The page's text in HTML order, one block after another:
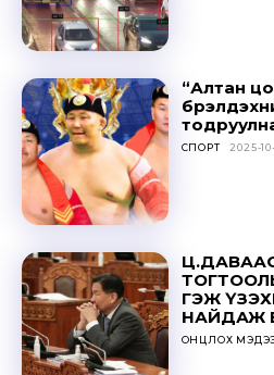
“Алтан
СПОРТ 2025-
ГЭЖ
НАЙДАЖ
ОНЦЛОХ